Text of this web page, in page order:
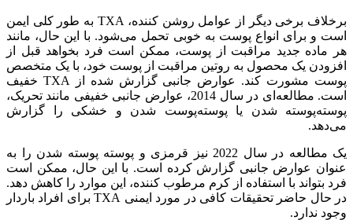
برخلاف برخی دیگر از عوامل روشن کننده، TXA به طور کلی ایمن
است و برای انواع پوست به خوبی تحمل می‌شود. با این حال، مانند
هر ماده جدید مراقبت از پوست، ممکن است فرد بخواهد قبل از
افزودن یک محصول به روتین مراقبت از پوست خود، با یک متخصص
پوست مشورت کند. عوارض جانبی گزارش شده از TXA خفیف
است. مطالعه‌ای در سال 2014، عوارض جانبی خفیفی مانند تحریک،
پوسته‌پوسته شدن یا پوسته‌پوست شدن و خشکی را گزارش
می‌دهد.
یک مطالعه در سال 2022 نیز قرمزی و پوسته پوسته شدن را به
عنوان عوارض جانبی گزارش کرده است. با این حال، ممکن است
فرد بتواند با استفاده از کرم مرطوب کننده، این موارد را کاهش دهد.
در حال حاضر تحقیقات کافی در مورد ایمنی TXA برای افراد باردار
وجود ندارد.